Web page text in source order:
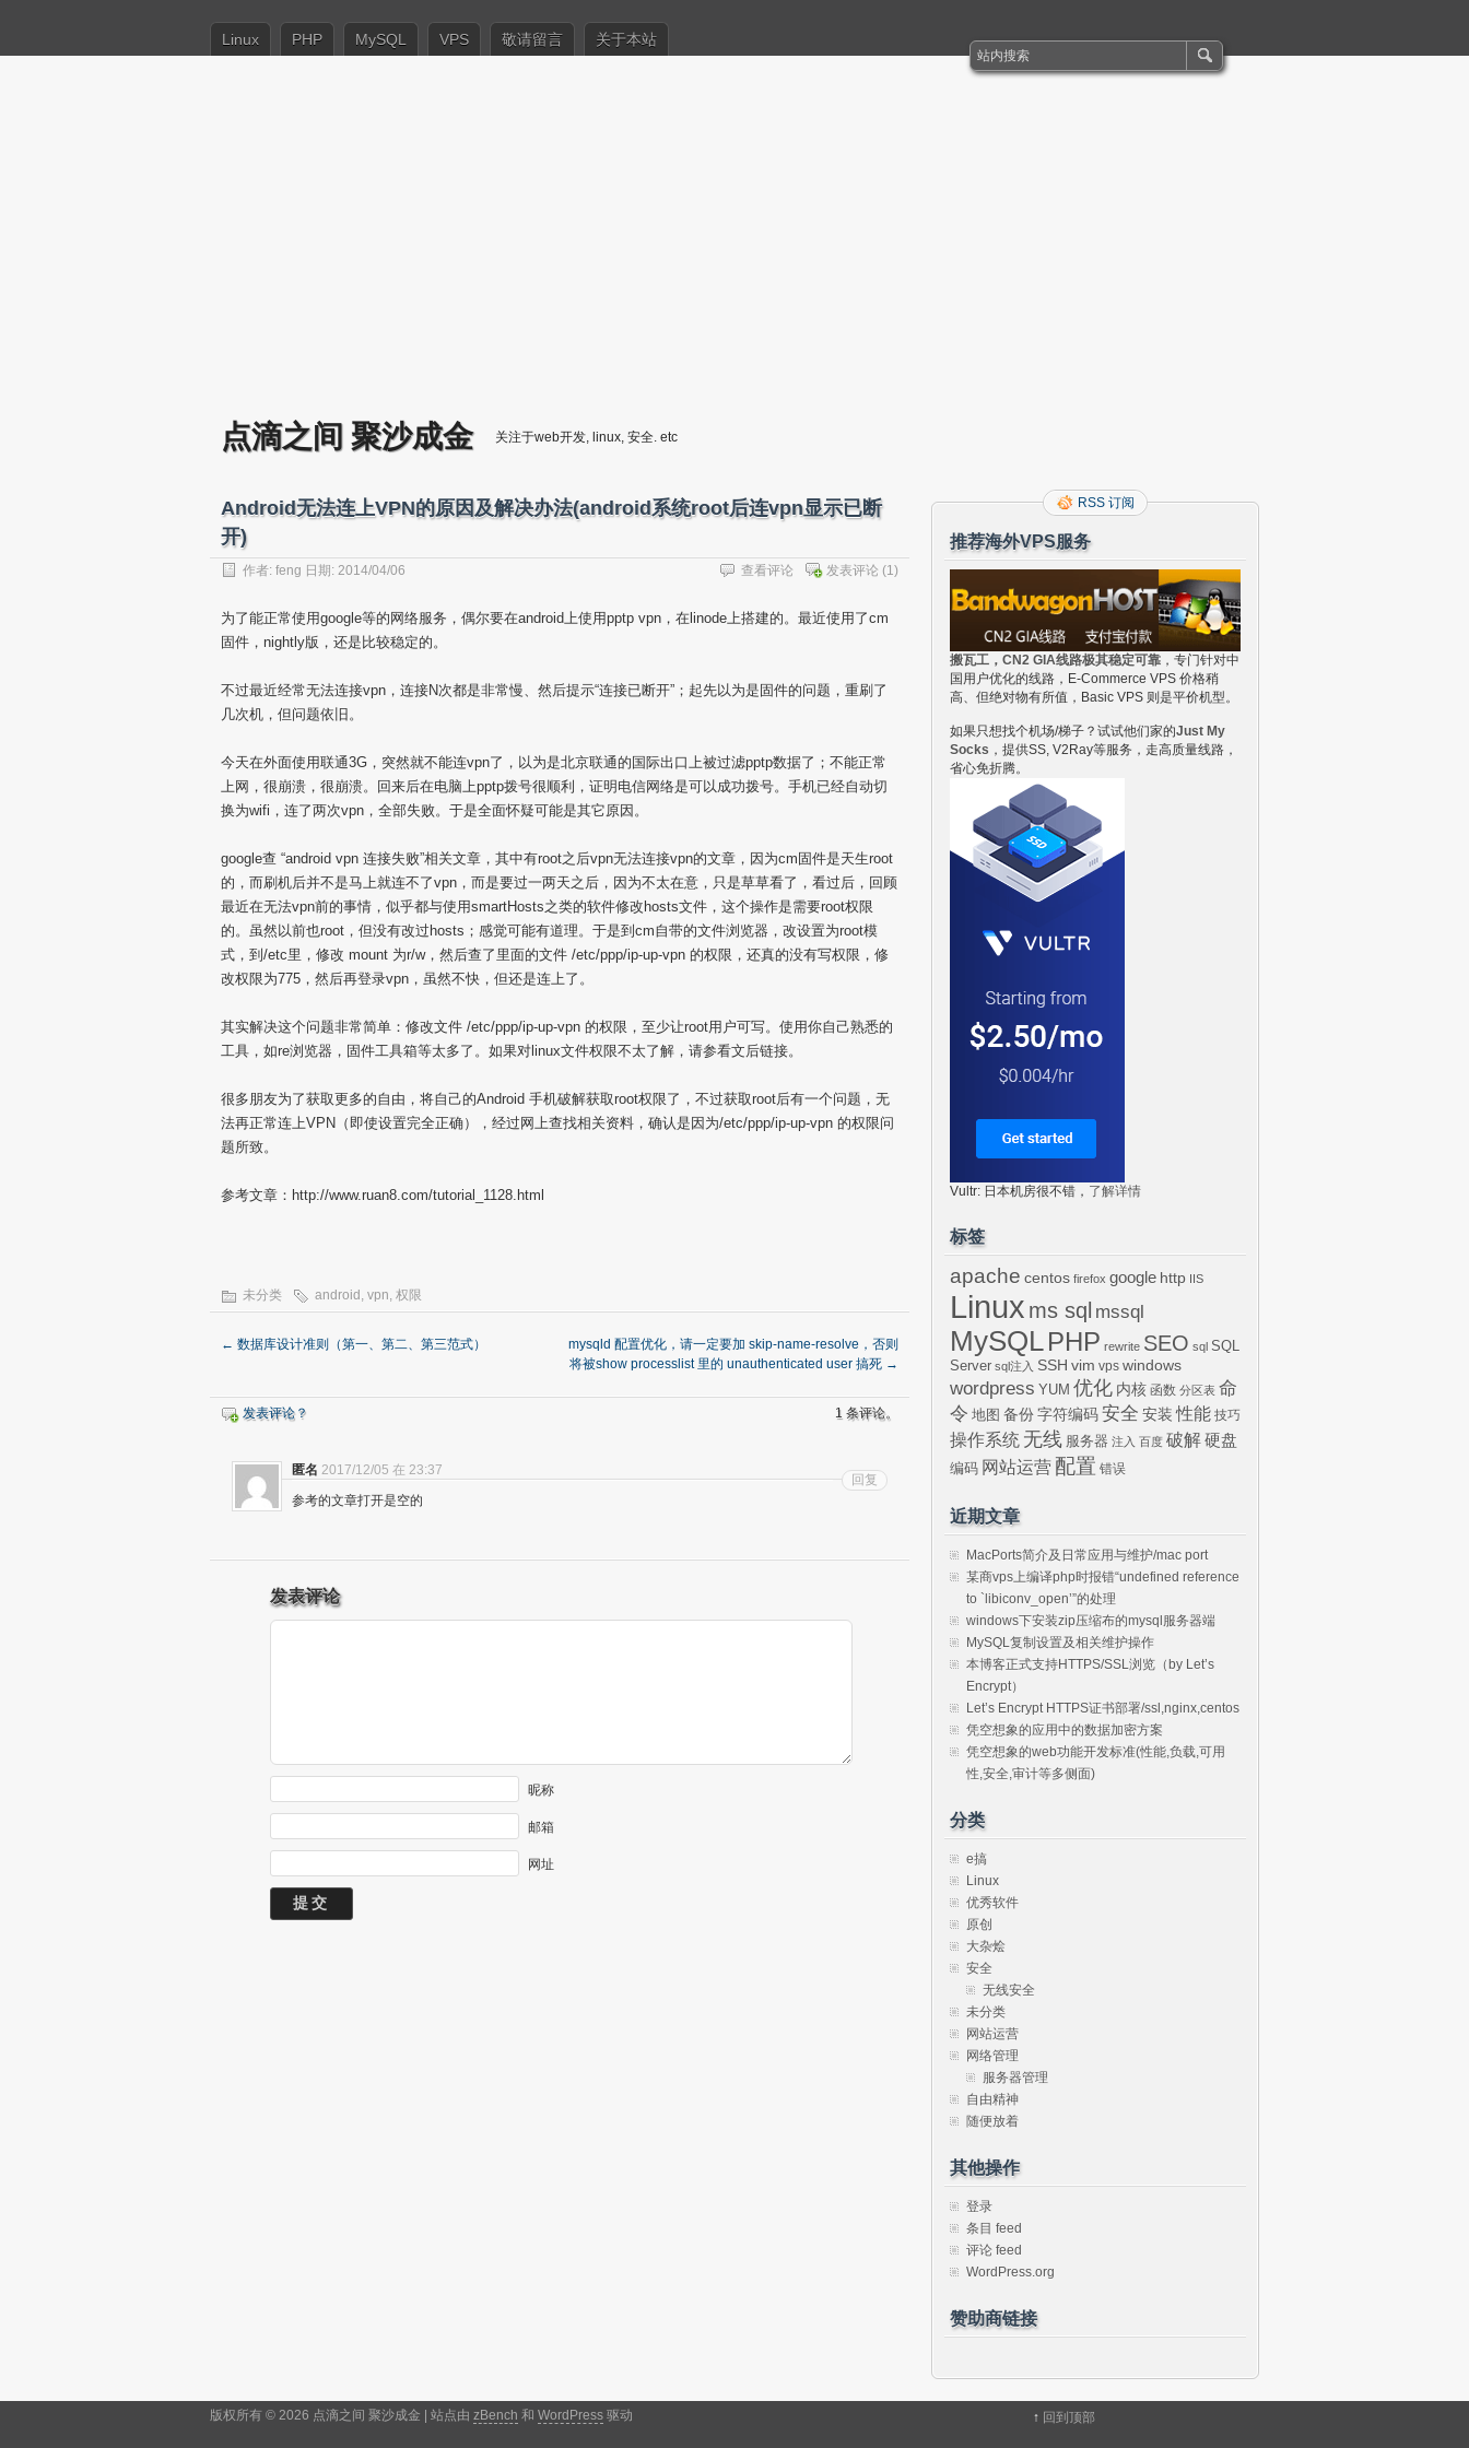
Linux PHP MySQL VPS 敬请留言 关于本站
点滴之间 聚沙成金 关注于web开发, linux, 安全. etc
Android无法连上VPN的原因及解决办法(android系统root后连vpn显示已断
开)
作者: feng 日期: 2014/04/06 发表评论 (1)
查看评论
为了能正常使用google等的网络服务，偶尔要在android上使用pptp vpn，在linode上搭建的。最近使用了cm
固件，nightly版，还是比较稳定的。
不过最近经常无法连接vpn，连接N次都是非常慢、然后提示“连接已断开”；起先以为是固件的问题，重刷了
几次机，但问题依旧。
今天在外面使用联通3G，突然就不能连vpn了，以为是北京联通的国际出口上被过滤pptp数据了；不能正常
上网，很崩溃，很崩溃。回来后在电脑上pptp拨号很顺利，证明电信网络是可以成功拨号。手机已经自动切
换为wifi，连了两次vpn，全部失败。于是全面怀疑可能是其它原因。
google查 “android vpn 连接失败”相关文章，其中有root之后vpn无法连接vpn的文章，因为cm固件是天生root
的，而刷机后并不是马上就连不了vpn，而是要过一两天之后，因为不太在意，只是草草看了，看过后，回顾
最近在无法vpn前的事情，似乎都与使用smartHosts之类的软件修改hosts文件，这个操作是需要root权限
的。虽然以前也root，但没有改过hosts；感觉可能有道理。于是到cm自带的文件浏览器，改设置为root模
式，到/etc里，修改 mount 为r/w，然后查了里面的文件 /etc/ppp/ip-up-vpn 的权限，还真的没有写权限，修
改权限为775，然后再登录vpn，虽然不快，但还是连上了。
其实解决这个问题非常简单：修改文件 /etc/ppp/ip-up-vpn 的权限，至少让root用户可写。使用你自己熟悉的
工具，如re浏览器，固件工具箱等太多了。如果对linux文件权限不太了解，请参看文后链接。
很多朋友为了获取更多的自由，将自己的Android 手机破解获取root权限了，不过获取root后有一个问题，无
法再正常连上VPN（即使设置完全正确），经过网上查找相关资料，确认是因为/etc/ppp/ip-up-vpn 的权限问
题所致。
参考文章：http://www.ruan8.com/tutorial_1128.html
未分类 android , vpn, 权限
← 数据库设计准则（第一、第二、第三范式）
mysqld 配置优化，请一定要加 skip-name-resolve，否则
将被show processlist 里的 unauthenticated user 搞死 →
发表评论？ 1 条评论。
匿名 2017/12/05 在 23:37
参考的文章打开是空的
回复
发表评论
昵称
邮箱
网址
RSS 订阅
推荐海外VPS服务
搬瓦工，CN2 GIA线路极其稳定可靠 ，专门针对中
国用户优化的线路，E-Commerce VPS 价格稍
高、但绝对物有所值，Basic VPS 则是平价机型。
如果只想找个机场/梯子？试试他们家的Just My
Socks ，提供SS, V2Ray等服务，走高质量线路，
省心免折腾。
Vultr: 日本机房很不错， 了解详情
标签
apache centos firefox google http IIS
Linux ms sql mssql
MySQLPHP rewrite SEO sql SQL
Server sql注入 SSH vim vps windows
wordpress YUM 优化 内核 函数 分区表 命
令 地图 备份 字符编码 安全 安装 性能 技巧
操作系统 无线 服务器 注入 百度 破解硬盘
编码 网站运营 配置 错误
近期文章
MacPorts简介及日常应用与维护/mac port
某商vps上编译php时报错“undefined reference
to `libiconv_open’”的处理
windows下安装zip压缩布的mysql服务器端
MySQL复制设置及相关维护操作
本博客正式支持HTTPS/SSL浏览（by Let’s
Encrypt）
Let’s Encrypt HTTPS证书部署/ssl,nginx,centos
凭空想象的应用中的数据加密方案
凭空想象的web功能开发标准(性能,负载,可用
性,安全,审计等多侧面)
分类
e搞
Linux
优秀软件
原创
大杂烩
安全
无线安全
未分类
网站运营
网络管理
服务器管理
自由精神
随便放着
其他操作
登录
条目 feed
评论 feed
WordPress.org
赞助商链接
版权所有 © 2026 点滴之间 聚沙成金 | 站点由 zBench 和 WordPress 驱动 ↑ 回到顶部